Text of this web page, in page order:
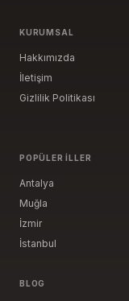
KURUMSAL
Hakkımızda
İletişim
Gizlilik Politikası
POPÜLER İLLER
Antalya
Muğla
İzmir
İstanbul
BLOG